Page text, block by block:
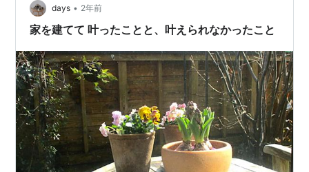
コミックス
プリンセスメゾン (1) (ビッグコミ
ックス)
作者:池辺 葵
発売日:2015/05/12
メディア:コミック
days • 2年前
家を建てて 叶ったことと、叶えられなかったこと